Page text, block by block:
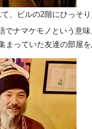
、ビルの2階にひっそ
でナマケモノという意
まっていた友達の部屋